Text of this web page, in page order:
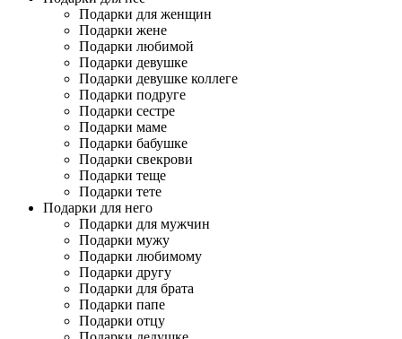
Подарки для женщин
Подарки жене
Подарки любимой
Подарки девушке
Подарки девушке коллеге
Подарки подруге
Подарки сестре
Подарки маме
Подарки бабушке
Подарки свекрови
Подарки теще
Подарки тете
Подарки для него
Подарки для мужчин
Подарки мужу
Подарки любимому
Подарки другу
Подарки для брата
Подарки папе
Подарки отцу